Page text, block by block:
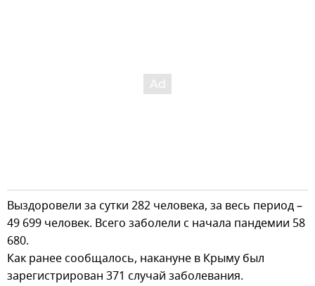
Выздоровели за сутки 282 человека, за весь период –
49 699 человек. Всего заболели с начала пандемии 58
680.
Как ранее сообщалось, накануне в Крыму был
зарегистрирован 371 случай заболевания.